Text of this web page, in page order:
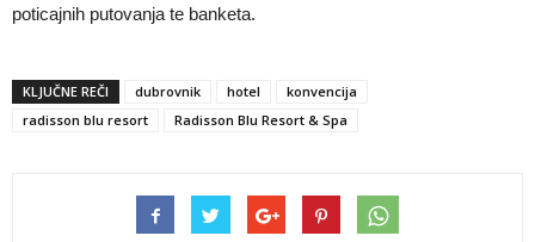
poticajnih putovanja te banketa.
KLJUČNE REČI dubrovnik hotel
konvencija
radisson blu resort
Radisson Blu Resort & Spa